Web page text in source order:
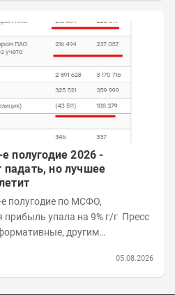
полугодие 2026 -
но лучшее
полугодие по МСФО,
упала на 9% г/г Пресс
другим
05.08.2026